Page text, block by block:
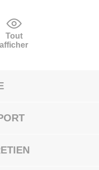
Tout
afficher